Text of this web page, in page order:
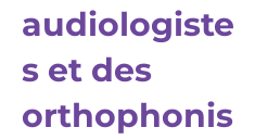
audiologiste
s et des
orthophonis